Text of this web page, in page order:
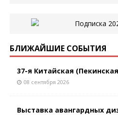
БЛИЖАЙШИЕ СОБЫТИЯ
37-я Китайская
08 сентября 2026
Выставка авангардных